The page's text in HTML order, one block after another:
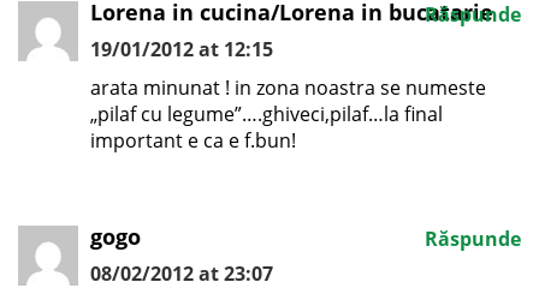
Lorena in cucina/Lorena in bucatarie
19/01/2012 at 12:15
arata minunat ! in zona noastra se numeste
„pilaf cu legume”….ghiveci,pilaf…la final
important e ca e f.bun!
Răspunde
gogo
08/02/2012 at 23:07
Răspunde